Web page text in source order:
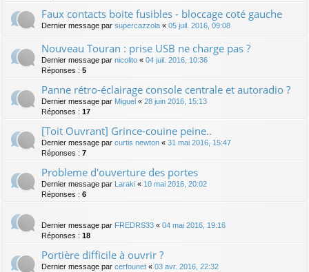
Faux contacts boite fusibles - bloccage coté gauche
Dernier message par supercazzola « 05 juil. 2016, 09:08
Nouveau Touran : prise USB ne charge pas ?
Dernier message par nicolito « 04 juil. 2016, 10:36
Réponses : 5
Panne rétro-éclairage console centrale et autoradio ?
Dernier message par Miguel « 28 juin 2016, 15:13
Réponses : 17
[Toit Ouvrant] Grince-couine peine..
Dernier message par curtis newton « 31 mai 2016, 15:47
Réponses : 7
Probleme d'ouverture des portes
Dernier message par Laraki « 10 mai 2016, 20:02
Réponses : 6
Dernier message par FREDRS33 « 04 mai 2016, 19:16
Réponses : 18
Portière difficile à ouvrir ?
Dernier message par cerfounet « 03 avr. 2016, 22:32